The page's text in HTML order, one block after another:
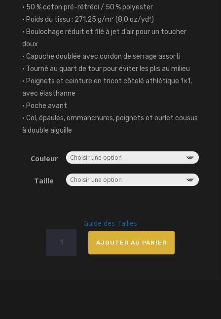
• 50 % coton pré-rétréci / 50 % polyester
• Poids du tissu : 271,25 g/m² (8.0 oz/yd²)
• Boulochage réduit et filé à jet d’air pour un toucher
doux
• Capuche doublée avec cordon de serrage assorti
• Tourné au quart de tour pour éviter les plis au milieu
• Poignets et ceinture en tricot côtelé athlétique 1×1,
avec élasthanne
• Poche avant
• Col, épaules, emmanchures, poignets et ourlet cousus
à double aiguille
Couleur
Taille
Guide des Tailles
Hoodie
AJOUTER AU PANIER